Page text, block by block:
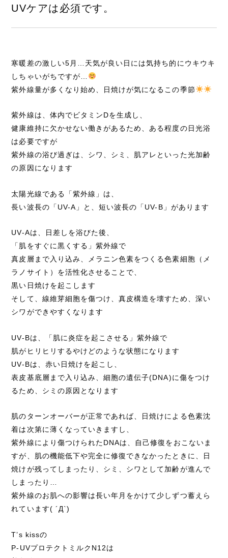
UVケアは必須です。
寒暖差の激しい5月…天気が良い日には気持ち的にウキウキ
しちゃいがちですが…
紫外線量が多くなり始め、日焼けが気になるこの季節
紫外線は、体内でビタミンDを生成し、
健康維持に欠かせない働きがあるため、ある程度の日光浴
は必要ですが
紫外線の浴び過ぎは、シワ、シミ、肌アレといった光加齢
の原因になります
太陽光線である「紫外線」は、
長い波長の「UV-A」と、短い波長の「UV-B」があります
UV-Aは、日差しを浴びた後、
「肌をすぐに黒くする」紫外線で
真皮層まで入り込み、メラニン色素をつくる色素細胞（メ
ラノサイト）を活性化させることで、
黒い日焼けを起こします
そして、線維芽細胞を傷つけ、真皮構造を壊すため、深い
シワができやすくなります
UV-Bは、「肌に炎症を起こさせる」紫外線で
肌がヒリヒリするやけどのような状態になります
UV-Bは、赤い日焼けを起こし、
表皮基底層まで入り込み、細胞の遺伝子(DNA)に傷をつけ
るため、シミの原因となります
肌のターンオーバーが正常であれば、日焼けによる色素沈
着は次第に薄くなっていきますし、
紫外線により傷つけられたDNAは、自己修復をおこないま
すが、肌の機能低下や完全に修復できなかったときに、日
焼けが残ってしまったり、シミ、シワとして加齢が進んで
しまったり…
紫外線のお肌への影響は長い年月をかけて少しずつ蓄えら
れています( ´Д`)
T’s kissの
P-UVプロテクトミルクN12は